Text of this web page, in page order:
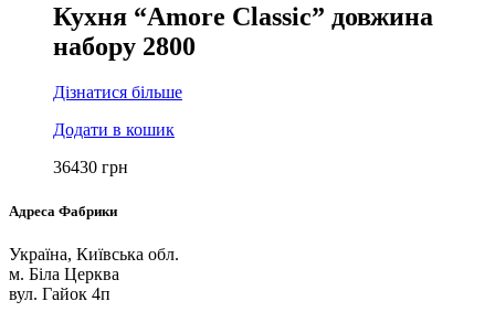
Кухня “Amore Classic” довжина
набору 2800
Дізнатися більше
Додати в кошик
36430 грн
Адреса Фабрики
Україна, Київська обл.
м. Біла Церква
вул. Гайок 4п